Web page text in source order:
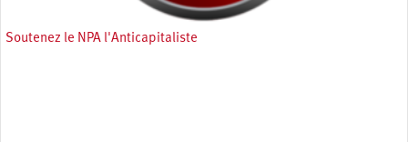
Soutenez le NPA l'Anticapitaliste